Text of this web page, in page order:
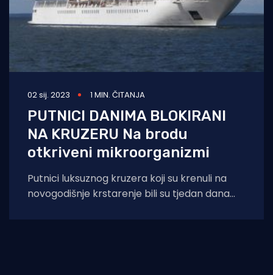
02 sij. 2023 1 MIN. ČITANJA
PUTNICI DANIMA BLOKIRANI
NA KRUZERU Na brodu
otkriveni mikroorganizmi
Putnici luksuznog kruzera koji su krenuli na
novogodišnje krstarenje bili su tjedan dana